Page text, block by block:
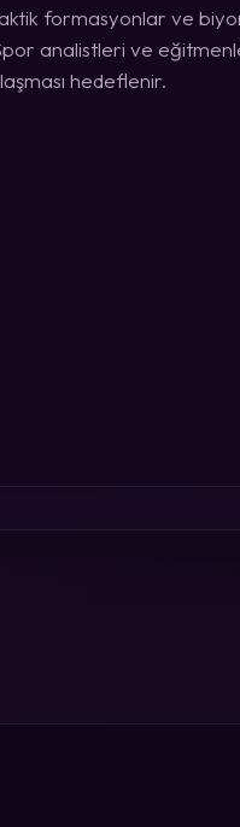
formasyonlar ve
analistleri ve
hedeflenir.